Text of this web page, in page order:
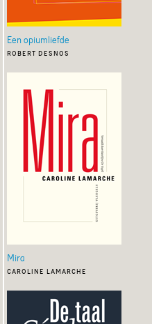
Een opiumliefde
robert desnos
Mira
caroline lamarche